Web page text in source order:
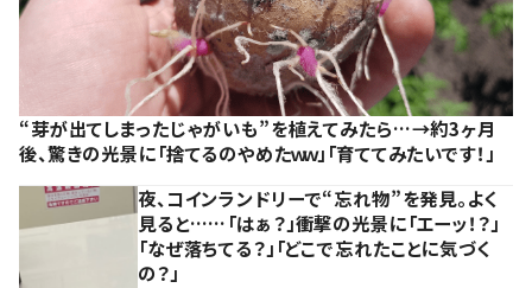
“芽が出てしまったじゃがいも”を植えてみたら…→約3ヶ月
後、驚きの光景に「捨てるのやめたｗｗ」「育ててみたいです！」
夜、コインランドリーで“忘れ物”を発見。よく
見ると……「はぁ？」衝撃の光景に「エーッ！？」
「なぜ落ちてる？」「どこで忘れたことに気づく
の？」